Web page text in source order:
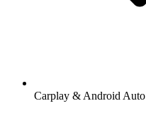
Carplay & Android Auto